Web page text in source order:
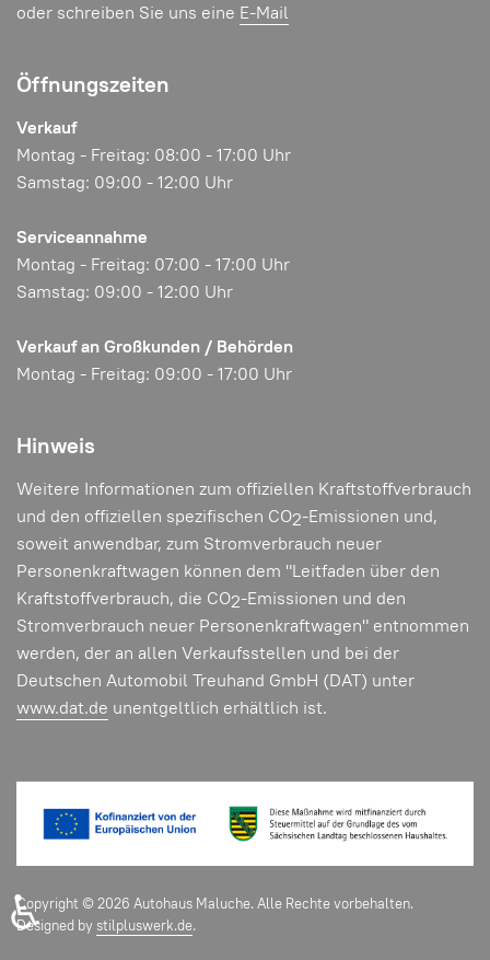
oder schreiben Sie uns eine E-Mail
Öffnungszeiten
Verkauf
Montag - Freitag: 08:00 - 17:00 Uhr
Samstag: 09:00 - 12:00 Uhr
Serviceannahme
Montag - Freitag: 07:00 - 17:00 Uhr
Samstag: 09:00 - 12:00 Uhr
Verkauf an Großkunden / Behörden
Montag - Freitag: 09:00 - 17:00 Uhr
Hinweis
Weitere Informationen zum offiziellen Kraftstoffverbrauch
und den offiziellen spezifischen CO2-Emissionen und,
soweit anwendbar, zum Stromverbrauch neuer
Personenkraftwagen können dem "Leitfaden über den
Kraftstoffverbrauch, die CO2-Emissionen und den
Stromverbrauch neuer Personenkraftwagen" entnommen
werden, der an allen Verkaufsstellen und bei der
Deutschen Automobil Treuhand GmbH (DAT) unter
www.dat.de unentgeltlich erhältlich ist.
Copyright © 2026 Autohaus Maluche. Alle Rechte vorbehalten.
Designed by stilpluswerk.de.